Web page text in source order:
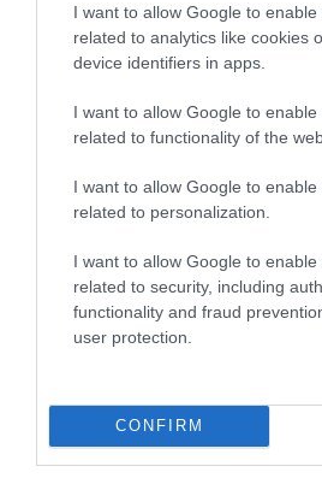
I want to allow Google to enable
related to analytics like cookies
device identifiers in apps.
I want to allow Google to enable
related to functionality of the
I want to allow Google to enable
related to personalization.
I want to allow Google to enable
related to security, including
functionality and fraud
user protection.
CONFIRM